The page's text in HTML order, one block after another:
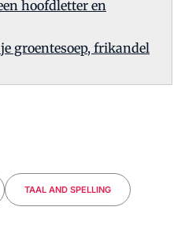
hoofdletter en
groentesoep, frikandel
TAAL AND SPELLING